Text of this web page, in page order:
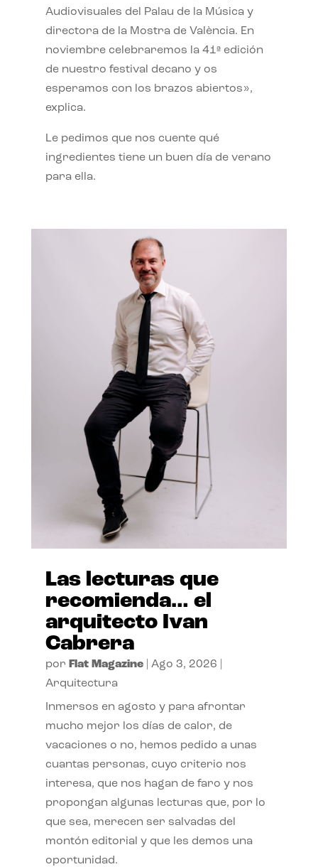
Audiovisuales del Palau de la Música y
directora de la Mostra de València. En
noviembre celebraremos la 41ª edición
de nuestro festival decano y os
esperamos con los brazos abiertos»,
explica.
Le pedimos que nos cuente qué
ingredientes tiene un buen día de verano
para ella.
Las lecturas que
recomienda… el
arquitecto Ivan
Cabrera
por Flat Magazine| Ago 3, 2026
Arquitectura
Inmersos en agosto y para afrontar
mucho mejor los días de calor, de
vacaciones o no, hemos pedido a unas
cuantas personas, cuyo criterio nos
interesa, que nos hagan de faro y nos
propongan algunas lecturas que, por lo
que sea, merecen ser salvadas del
montón editorial y que les demos una
oportunidad.